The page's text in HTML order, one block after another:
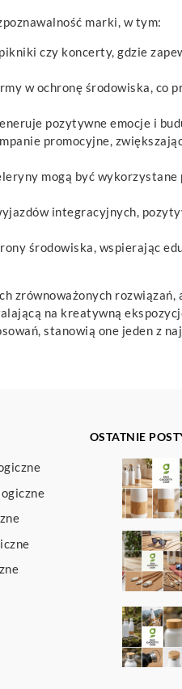
marki, w tym:
czy koncerty, gdzie
w ochronę środowiska, co
pozytywne emocje i
promocyjne,
mogą być wykorzystane
integracyjnych,
środowiska, wspierając
zrównoważonych
na kreatywną
stanowią one jeden z
OSTATNIE